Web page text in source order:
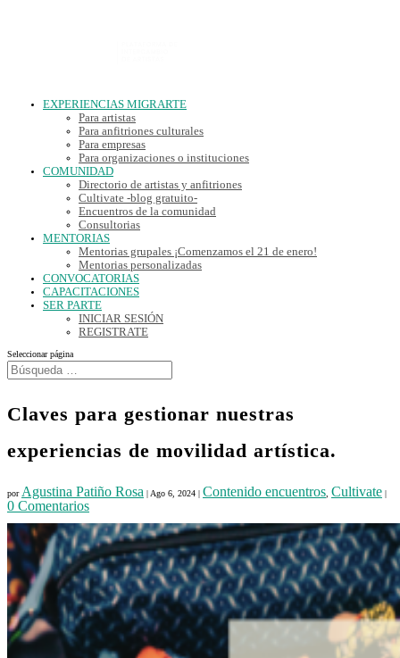
EXPERIENCIAS MIGRARTE
Para artistas
Para anfitriones culturales
Para empresas
Para organizaciones o instituciones
COMUNIDAD
Directorio de artistas y anfitriones
Cultivate -blog gratuito-
Encuentros de la comunidad
Consultorias
MENTORIAS
Mentorias grupales ¡Comenzamos el 21 de enero!
Mentorias personalizadas
CONVOCATORIAS
CAPACITACIONES
SER PARTE
INICIAR SESIÓN
REGISTRATE
Seleccionar página
Claves para gestionar nuestras
experiencias de movilidad artística.
por Agustina Patiño Rosa | Ago 6, 2024 | Contenido encuentros Cultivate |
0 Comentarios